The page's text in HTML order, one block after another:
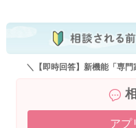
ばと思います。
いずれにせよ、アヒルさ
の悩みを解決する軸となり
＼【即時回答】新機能「専
アプ